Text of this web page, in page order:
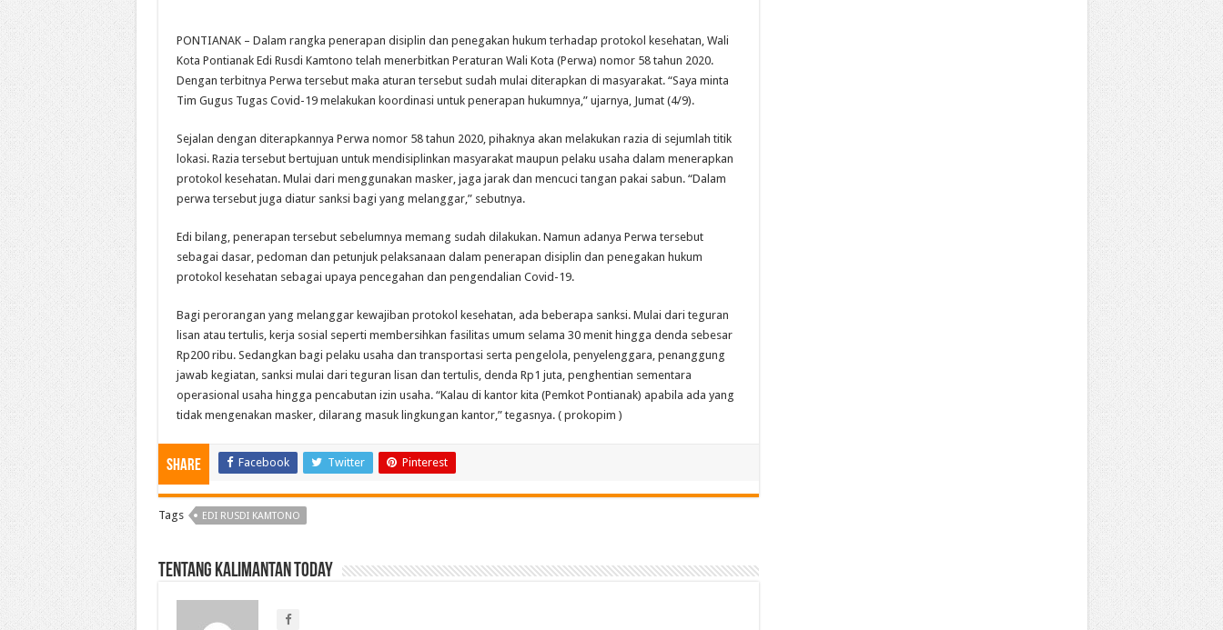
PONTIANAK – Dalam rangka penerapan disiplin dan penegakan hukum terhadap protokol kesehatan, Wali
Kota Pontianak Edi Rusdi Kamtono telah menerbitkan Peraturan Wali Kota (Perwa) nomor 58 tahun 2020.
Dengan terbitnya Perwa tersebut maka aturan tersebut sudah mulai diterapkan di masyarakat. “Saya minta
Tim Gugus Tugas Covid-19 melakukan koordinasi untuk penerapan hukumnya,” ujarnya, Jumat (4/9).
Sejalan dengan diterapkannya Perwa nomor 58 tahun 2020, pihaknya akan melakukan razia di sejumlah titik
lokasi. Razia tersebut bertujuan untuk mendisiplinkan masyarakat maupun pelaku usaha dalam menerapkan
protokol kesehatan. Mulai dari menggunakan masker, jaga jarak dan mencuci tangan pakai sabun. “Dalam
perwa tersebut juga diatur sanksi bagi yang melanggar,” sebutnya.
Edi bilang, penerapan tersebut sebelumnya memang sudah dilakukan. Namun adanya Perwa tersebut
sebagai dasar, pedoman dan petunjuk pelaksanaan dalam penerapan disiplin dan penegakan hukum
protokol kesehatan sebagai upaya pencegahan dan pengendalian Covid-19.
Bagi perorangan yang melanggar kewajiban protokol kesehatan, ada beberapa sanksi. Mulai dari teguran
lisan atau tertulis, kerja sosial seperti membersihkan fasilitas umum selama 30 menit hingga denda sebesar
Rp200 ribu. Sedangkan bagi pelaku usaha dan transportasi serta pengelola, penyelenggara, penanggung
jawab kegiatan, sanksi mulai dari teguran lisan dan tertulis, denda Rp1 juta, penghentian sementara
operasional usaha hingga pencabutan izin usaha. “Kalau di kantor kita (Pemkot Pontianak) apabila ada yang
tidak mengenakan masker, dilarang masuk lingkungan kantor,” tegasnya. ( prokopim )
Share Facebook Twitter Pinterest
Tags EDI RUSDI KAMTONO
Tentang Kalimantan Today